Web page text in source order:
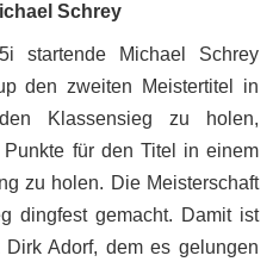
Schrey
startende Michael Schrey
den zweiten Meistertitel in
Klassensieg zu holen,
für den Titel in einem
zu holen. Die Meisterschaft
dingfest gemacht. Damit ist
Adorf, dem es gelungen